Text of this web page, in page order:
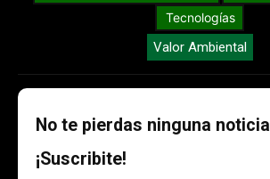
Tecnologías
Valor Ambiental
No te pierdas ninguna noticia
¡Suscribite!